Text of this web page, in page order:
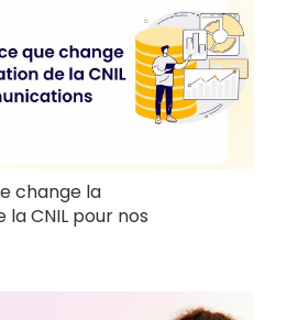
change la
CNIL pour nos